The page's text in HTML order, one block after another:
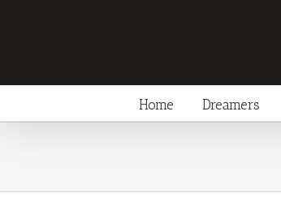
Home Dreamers